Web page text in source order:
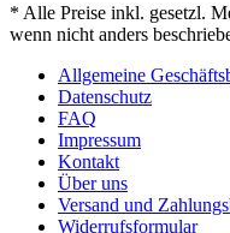
* Alle Preise inkl. gesetzl.
wenn nicht anders
Allgemeine
Datenschutz
FAQ
Impressum
Kontakt
Über uns
Versand und
Widerrufsformular